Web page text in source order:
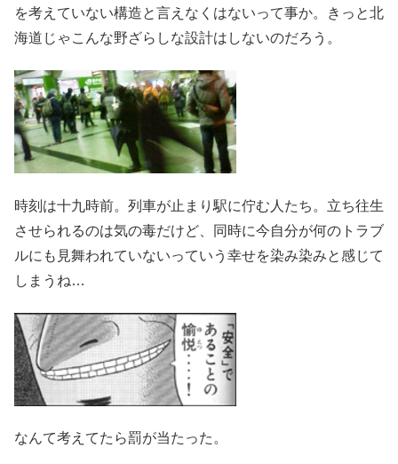
を考えていない構造と言えなくはないって事か。きっと北
海道じゃこんな野ざらしな設計はしないのだろう。
時刻は十九時前。列車が止まり駅に佇む人たち。立ち往生
させられるのは気の毒だけど、同時に今自分が何のトラブ
ルにも見舞われていないっていう幸せを染み染みと感じて
しまうね…
なんて考えてたら罰が当たった。